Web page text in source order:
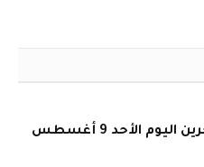
استقرار أسعار الذهب في البحرين اليوم الأحد 9 أغسطس